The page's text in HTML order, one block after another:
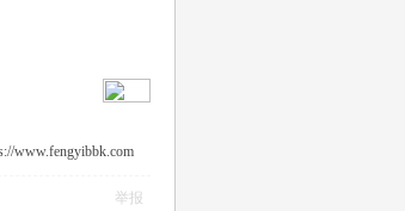
www.fengyibbk.com
举报